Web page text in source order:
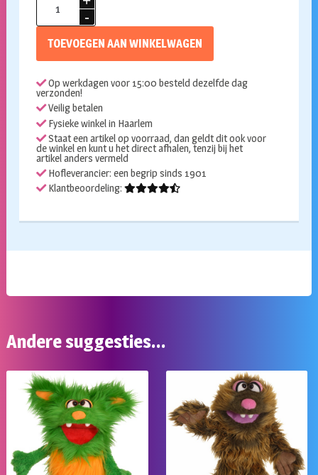
35cm
schik
aantal
TOEVOEGEN AAN WINKELWAGEN
Op werkdagen voor 15:00 besteld dezelfde dag
verzonden!
Veilig betalen
Fysieke winkel in Haarlem
Staat een artikel op voorraad, dan geldt dit ook voor
de winkel en kunt u het direct afhalen, tenzij bij het
artikel anders vermeld
Hofleverancier: een begrip sinds 1901
Klantbeoordeling:
Andere suggesties…